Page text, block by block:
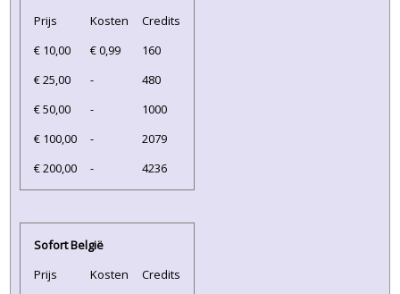
Prijs
Kosten
Credits
€ 10,00
€ 0,99
160
€ 25,00
-
480
€ 50,00
-
1000
€ 100,00
-
2079
€ 200,00
- 4236
Sofort België
Prijs
Kosten
Credits